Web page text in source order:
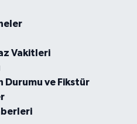
Vakitleri
Durumu ve Fikstür